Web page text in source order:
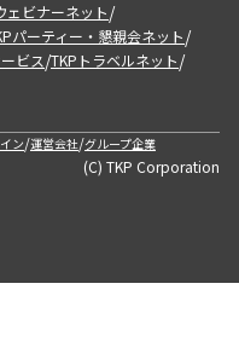
ェビナーネット/
パーティー・懇親会ネット/
ビス/TKPトラベルネット/
ン/運営会社/グループ企業
(C) TKP Corporation